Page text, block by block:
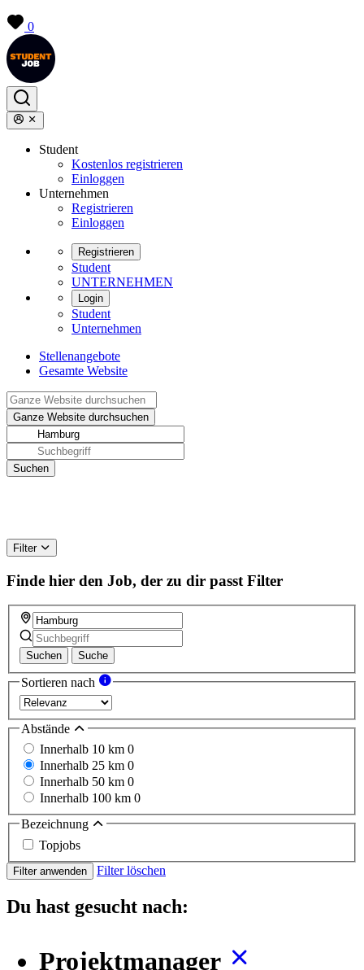
0
Student
Kostenlos registrieren
Einloggen
Unternehmen
Registrieren
Einloggen
Registrieren
Student
UNTERNEHMEN
Login
Student
Unternehmen
Stellenangebote
Gesamte Website
Filter
Finde hier den Job, der zu dir passt Filter
Suchen Suche
Sortieren nach
Abstände
Innerhalb 10 km 0
Innerhalb 25 km 0
Innerhalb 50 km 0
Innerhalb 100 km 0
Bezeichnung
Topjobs
Filter anwenden Filter löschen
Du hast gesucht nach:
Projektmanager